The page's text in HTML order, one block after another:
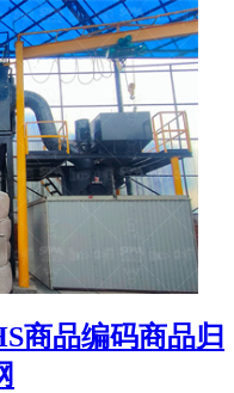
商品编码商品归